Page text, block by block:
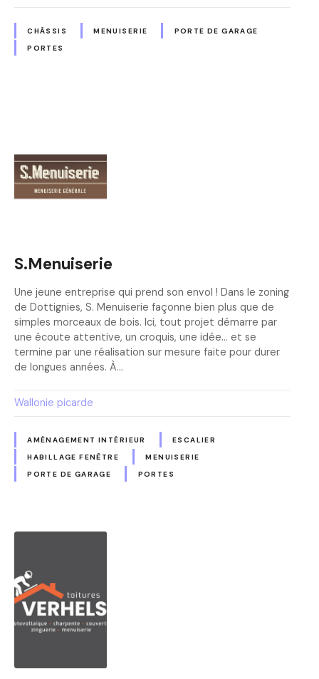
CHÂSSIS MENUISERIE
PORTE DE GARAGE
PORTES
S.Menuiserie
Une jeune entreprise qui prend son envol ! Dans le zoning
de Dottignies, S. Menuiserie façonne bien plus que de
simples morceaux de bois. Ici, tout projet démarre par
une écoute attentive, un croquis, une idée… et se
termine par une réalisation sur mesure faite pour durer
de longues années. À…
Wallonie picarde
AMÉNAGEMENT INTÉRIEUR
ESCALIER
HABILLAGE FENÊTRE
MENUISERIE
PORTE DE GARAGE
PORTES